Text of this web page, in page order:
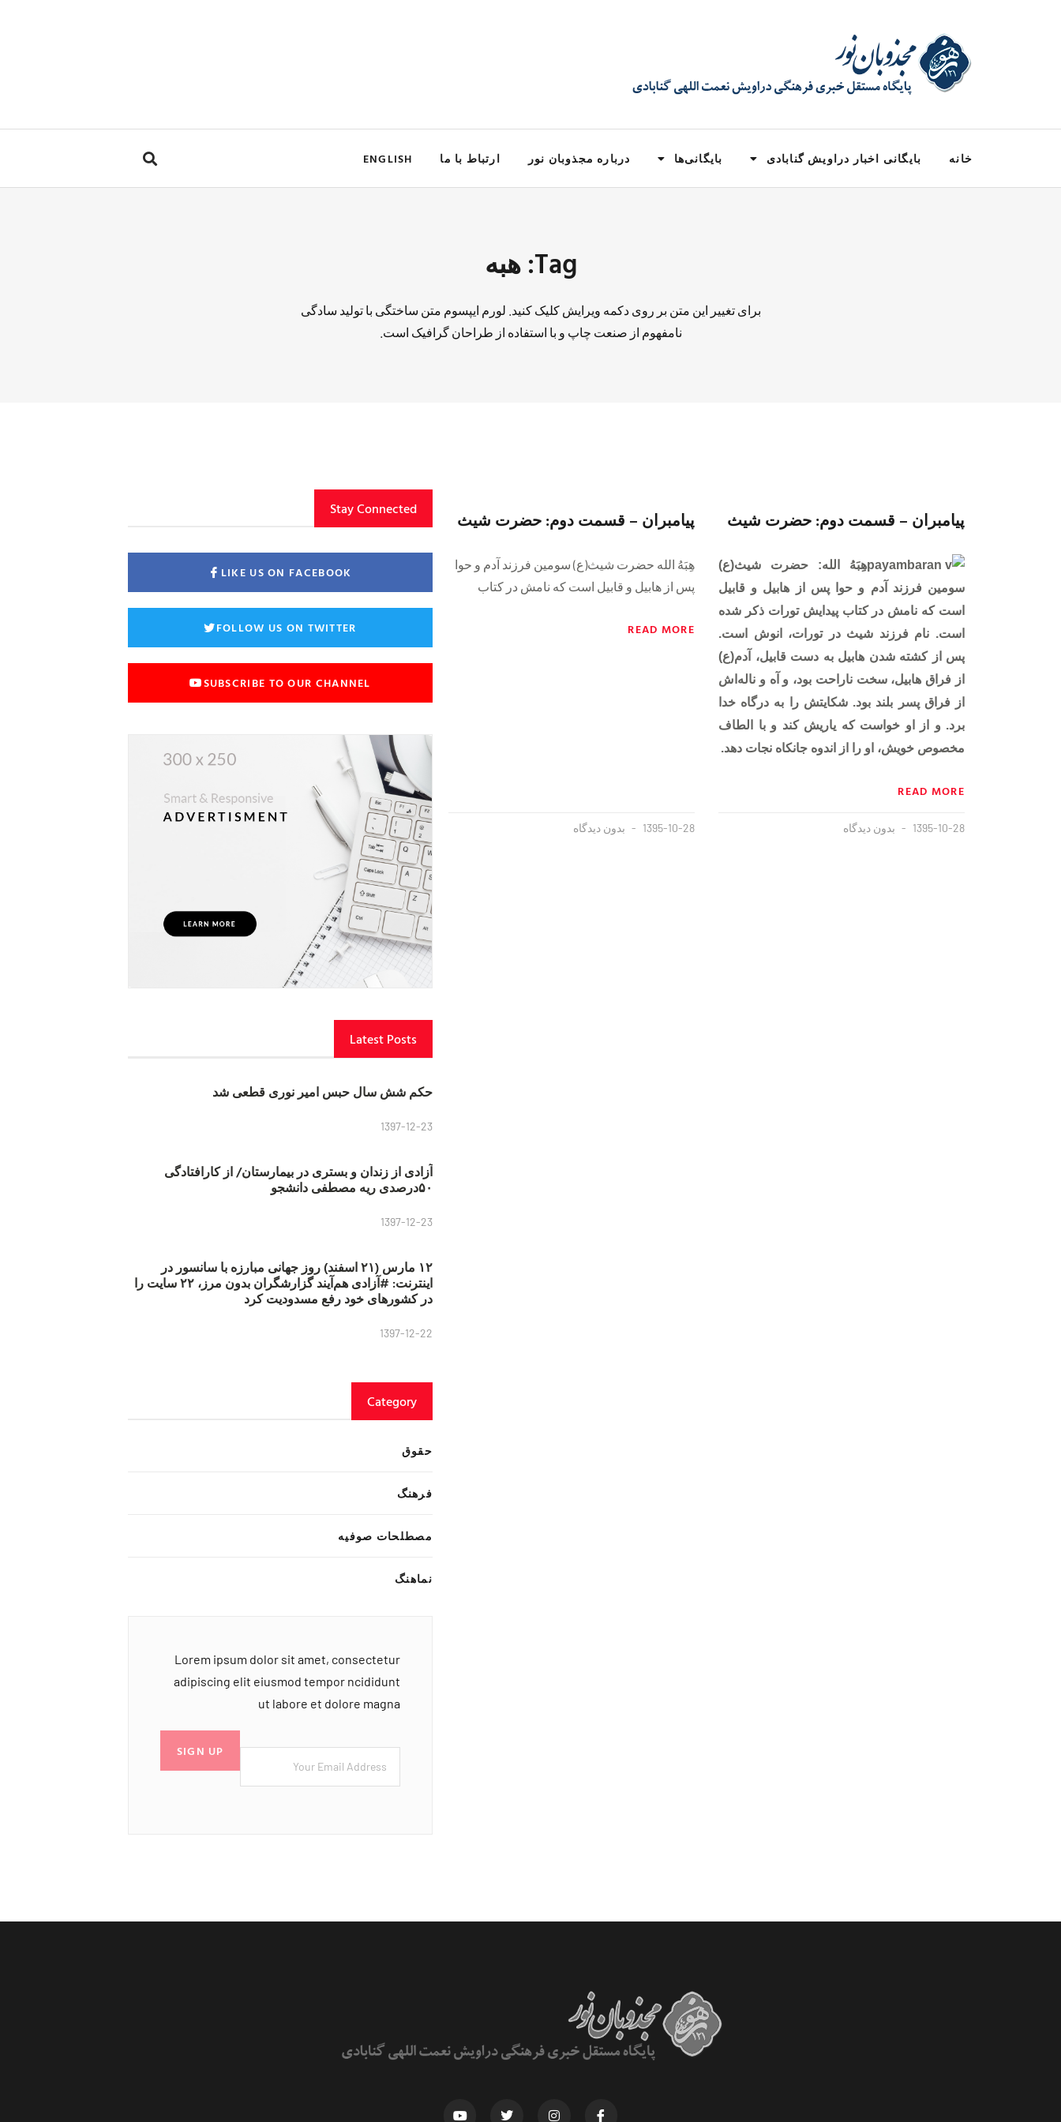
خانه بایگانی اخبار دراویش گنابادی بایگانی‌ها درباره مجذوبان نور ارتباط با ما ENGLISH
Tag: هبه
برای تغییر این متن بر روی دکمه ویرایش کلیک کنید. لورم ایپسوم متن ساختگی با تولید سادگی
نامفهوم از صنعت چاپ و با استفاده از طراحان گرافیک است.
پیامبران – قسمت دوم: حضرت شیث
هِبَهُ‌ الله: حضرت شیث(ع)
سومین فرزند آدم و حوا پس از هابیل و قابیل
است که نامش در کتاب پیدایش تورات ذکر شده
است. نام فرزند شیث در تورات، انوش است.
پس از کشته شدن هابیل به دست قابیل، آدم(ع)
از فراق هابیل، سخت ناراحت بود، و آه و ناله‌اش
از فراق پسر بلند بود. شکایتش را به درگاه خدا
برد. و از او خواست که یاریش کند و با الطاف
مخصوص خویش، او را از اندوه جانکاه نجات دهد.
READ MORE
1395-10-28 بدون دیدگاه
پیامبران – قسمت دوم: حضرت شیث
هِبَهُ‌ الله حضرت شیث(ع) سومین فرزند آدم و حوا
پس از هابیل و قابیل است که نامش در کتاب
READ MORE
1395-10-28 بدون دیدگاه
Stay Connected
LIKE US ON FACEBOOK
FOLLOW US ON TWITTER
SUBSCRIBE TO OUR CHANNEL
Latest Posts
حکم شش سال حبس امیر نوری قطعی شد
1397-12-23
آزادی از زندان و بستری در بیمارستان/ از کارافتادگی
۵۰درصدی ریه مصطفی دانشجو
1397-12-23
۱۲ مارس (۲۱ اسفند) روز جهانی مبارزه با سانسور در
اینترنت: #آزادی هم‌آیند گزارشگران‌ بدون مرز، ۲۲ سایت را
در کشورهای خود رفع مسدودیت کرد
1397-12-22
Category
حقوق
فرهنگ
مصطلحات صوفیه
نماهنگ
Lorem ipsum dolor sit amet, consectetur
adipiscing elit eiusmod tempor ncididunt
ut labore et dolore magna
SIGN UP